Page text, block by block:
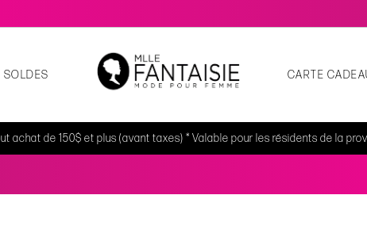
SOLDES CARTE
achat de 150$ et plus (avant taxes) * Valable pour les résidents de la